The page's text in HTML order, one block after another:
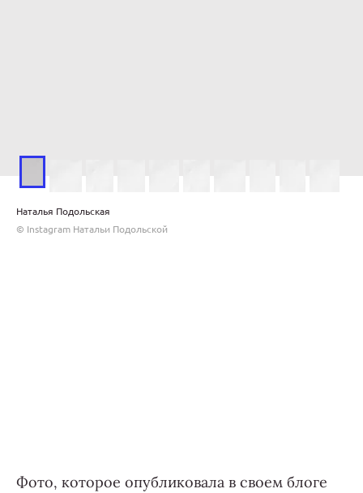
Наталья Подольская
© Instagram Натальи Подольской
Фото, которое опубликовала в своем блоге